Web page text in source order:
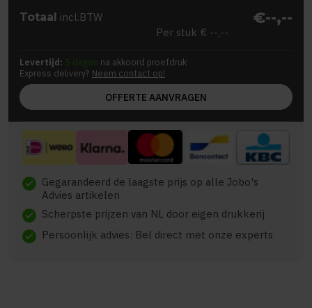
Totaal incl.BTW €--,--
Per stuk € --,--
Levertijd: 5 dagen na akkoord proefdruk
Express delivery? Neem contact op!
OFFERTE AANVRAGEN
check Gegarandeerd de laagste prijs op alle Jobo's
Advies artikelen
check Scherpste prijzen van NL door eigen drukkerij
check Persoonlijk advies: Bel direct met onze experts